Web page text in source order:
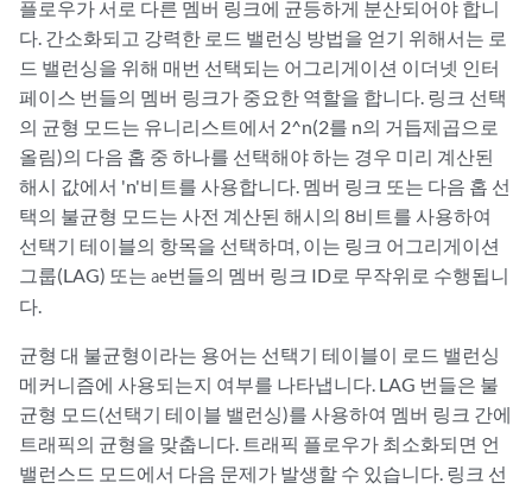
플로우가 서로 다른 멤버 링크에 균등하게 분산되어야 합니
다. 간소화되고 강력한 로드 밸런싱 방법을 얻기 위해서는 로
드 밸런싱을 위해 매번 선택되는 어그리게이션 이더넷 인터
페이스 번들의 멤버 링크가 중요한 역할을 합니다. 링크 선택
의 균형 모드는 유니리스트에서 2^n(2를 n의 거듭제곱으로
올림)의 다음 홉 중 하나를 선택해야 하는 경우 미리 계산된
해시 값에서 'n'비트를 사용합니다. 멤버 링크 또는 다음 홉 선
택의 불균형 모드는 사전 계산된 해시의 8비트를 사용하여
선택기 테이블의 항목을 선택하며, 이는 링크 어그리게이션
그룹(LAG) 또는 ae번들의 멤버 링크 ID로 무작위로 수행됩니
다.
균형 대 불균형이라는 용어는 선택기 테이블이 로드 밸런싱
메커니즘에 사용되는지 여부를 나타냅니다. LAG 번들은 불
균형 모드(선택기 테이블 밸런싱)를 사용하여 멤버 링크 간에
트래픽의 균형을 맞춥니다. 트래픽 플로우가 최소화되면 언
밸런스드 모드에서 다음 문제가 발생할 수 있습니다. 링크 선